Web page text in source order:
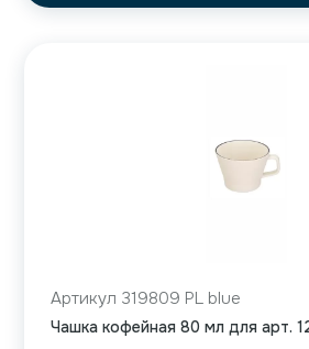
Артикул 319809 PL blue
Чашка кофейная 80 мл для арт.